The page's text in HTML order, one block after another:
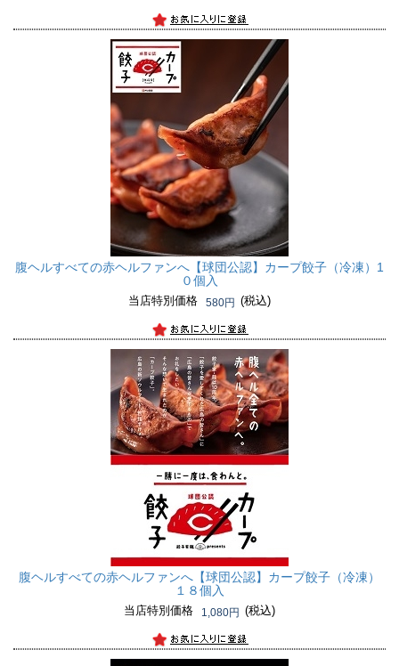
腹ヘルすべての赤ヘルファンへ 【球団公認】カープ餃子（冷凍）1
０個入
当店特別価格 580円 (税込)
腹ヘルすべての赤ヘルファンへ 【球団公認】カープ餃子（冷凍）
１８個入
当店特別価格 1,080円 (税込)